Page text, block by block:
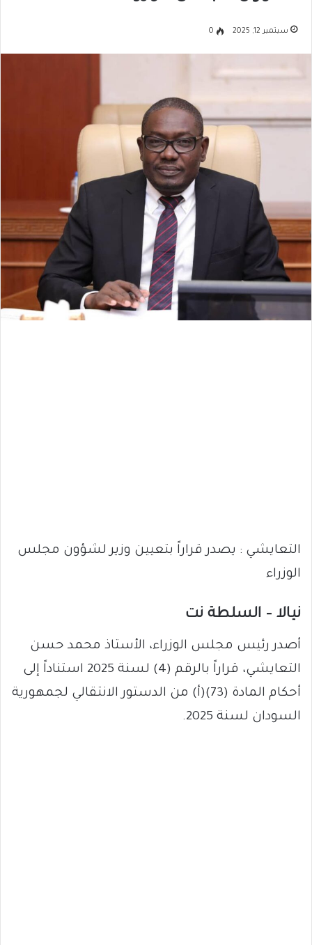
سبتمبر 12, 2025 0
التعايشي : يصدر قراراً بتعيين وزير لشؤون مجلس
الوزراء
نيالا – السلطة نت
أصدر رئيس مجلس الوزراء، الأستاذ محمد حسن
التعايشي، قراراً بالرقم (4) لسنة 2025 استناداً إلى
أحكام المادة (73)(أ) من الدستور الانتقالي لجمهورية
السودان لسنة 2025.